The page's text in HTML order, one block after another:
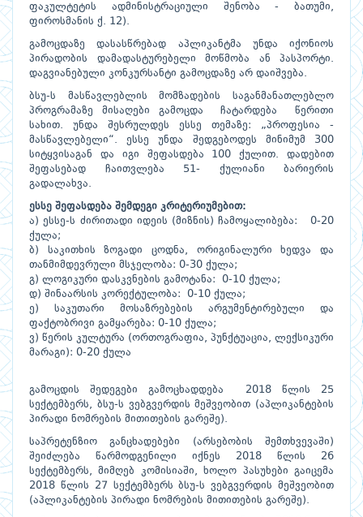
ფაკულტეტის ადმინისტრაციული შენობა - ბათუმი,
ფიროსმანის ქ. 12).
გამოცდაზე დასასწრებად აპლიკანტმა უნდა იქონიოს
პირადობის დამადასტურებელი მოწმობა ან პასპორტი.
დაგვიანებული კონკურსანტი გამოცდაზე არ დაიშვება.
ბსუ-ს მასწავლებლის მომზადების საგანმანათლებლო
პროგრამაზე მისაღები გამოცდა ჩატარდება წერითი
სახით. უნდა შესრულდეს ესსე თემაზე: „პროფესია -
მასწავლებელი“. ესსე უნდა შედგებოდეს მინიმუმ 300
სიტყვისაგან და იგი შეფასდება 100 ქულით. დადებით
შეფასებად ჩაითვლება 51- ქულიანი ბარიერის
გადალახვა.
ესსე შეფასდება შემდეგი კრიტერიუმებით:
ა) ესსე-ს ძირითადი იდეის (მიზნის) ჩამოყალიბება: 0-20
ქულა;
ბ) საკითხის ზოგადი ცოდნა, ორიგინალური ხედვა და
თანმიმდევრული მსჯელობა: 0-30 ქულა;
გ) ლოგიკური დასკვნების გამოტანა: 0-10 ქულა;
დ) შინაარსის კორექტულობა: 0-10 ქულა;
ე) საკუთარი მოსაზრებების არგუმენტირებული და
ფაქტობრივი გამყარება: 0-10 ქულა;
ვ) წერის კულტურა (ორთოგრაფია, პუნქტუაცია, ლექსიკური
მარაგი): 0-20 ქულა
გამოცდის შედეგები გამოცხადდება 2018 წლის 25
სექტემბერს, ბსუ-ს ვებგვერდის მეშვეობით (აპლიკანტების
პირადი ნომრების მითითების გარეშე).
საპრეტენზიო განცხადებები (არსებობის შემთხვევაში)
შეიძლება წარმოდგენილი იქნეს 2018 წლის 26
სექტემბერს, მიმღებ კომისიაში, ხოლო პასუხები გაიცემა
2018 წლის 27 სექტემბერს ბსუ-ს ვებგვერდის მეშვეობით
(აპლიკანტების პირადი ნომრების მითითების გარეშე).